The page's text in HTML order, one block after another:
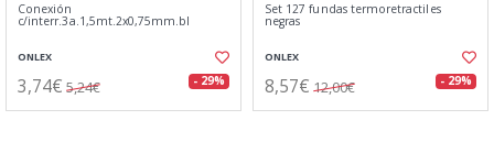
Conexión
c/interr.3a.1,5mt.2x0,75mm.bl
ONLEX
3,74€ 5,24€ - 29%
Set 127 fundas termoretractiles
negras
ONLEX
8,57€ 12,00€ - 29%